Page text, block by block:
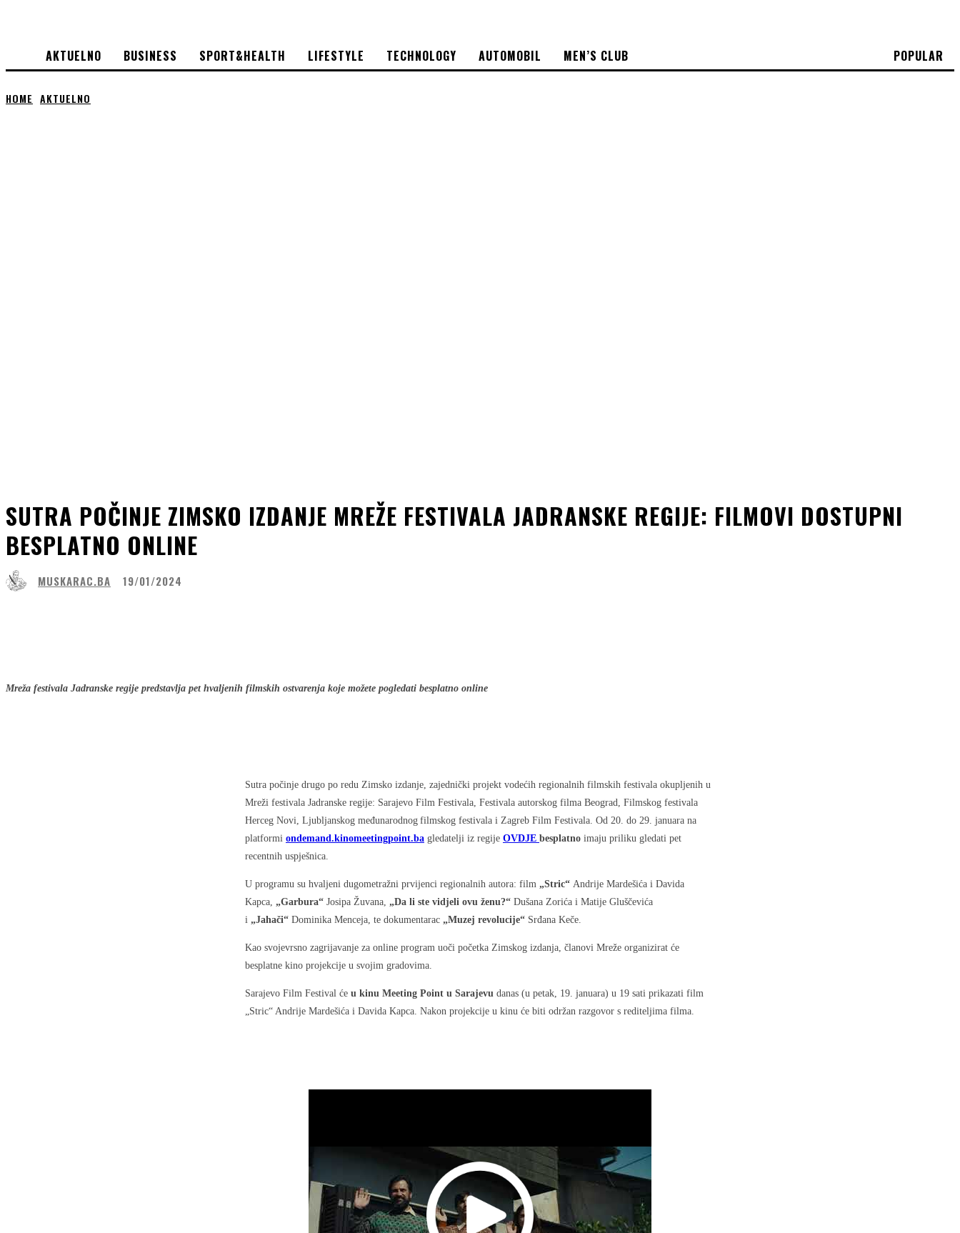
POPULAR
AKTUELNO BUSINESS SPORT&HEALTH LIFESTYLE TECHNOLOGY AUTOMOBIL MEN’S CLUB
HOME AKTUELNO
SUTRA POČINJE ZIMSKO IZDANJE MREŽE FESTIVALA JADRANSKE REGIJE: FILMOVI DOSTUPNI
BESPLATNO ONLINE
MUSKARAC.BA 19/01/2024
Mreža festivala Jadranske regije predstavlja pet hvaljenih filmskih ostvarenja koje možete pogledati besplatno online
Sutra počinje drugo po redu Zimsko izdanje, zajednički projekt vodećih regionalnih filmskih festivala okupljenih u
Mreži festivala Jadranske regije: Sarajevo Film Festivala, Festivala autorskog filma Beograd, Filmskog festivala
Herceg Novi, Ljubljanskog međunarodnog filmskog festivala i Zagreb Film Festivala. Od 20. do 29. januara na
platformi ondemand.kinomeetingpoint.ba gledatelji iz regije OVDJE besplatno imaju priliku gledati pet
recentnih uspješnica.
U programu su hvaljeni dugometražni prvijenci regionalnih autora: film „Stric“ Andrije Mardešića i Davida
Kapca, „Garbura“ Josipa Žuvana, „Da li ste vidjeli ovu ženu?“ Dušana Zorića i Matije Gluščevića
i „Jahači“ Dominika Menceja, te dokumentarac „Muzej revolucije“ Srđana Keče.
Kao svojevrsno zagrijavanje za online program uoči početka Zimskog izdanja, članovi Mreže organizirat će
besplatne kino projekcije u svojim gradovima.
Sarajevo Film Festival će u kinu Meeting Point u Sarajevu danas (u petak, 19. januara) u 19 sati prikazati film
„Stric“ Andrije Mardešića i Davida Kapca. Nakon projekcije u kinu će biti održan razgovor s rediteljima filma.